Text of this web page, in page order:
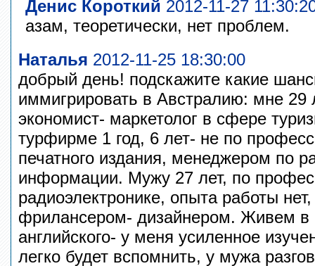
Денис Короткий 2012-11-27
азам, теоретически, нет проблем.
Наталья 2012-11-25 18:30:00
добрый день! подскажите какие
иммигрировать в Австралию: мне 29
экономист- маркетолог в сфере
турфирме 1 год, 6 лет- не по
печатного издания, менеджером по
информации. Мужу 27 лет, по
радиоэлектронике, опыта работы нет,
фрилансером- дизайнером. Живем в
английского- у меня усиленное
легко будет вспомнить, у мужа